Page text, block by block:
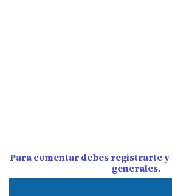
Para comentar debes registrarte
generales.